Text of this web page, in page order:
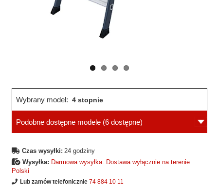
strona
Wybrany model: 4 stopnie
Podobne dostępne modele (6 dostępne)
Czas wysyłki: 24 godziny
Wysyłka: Darmowa wysyłka. Dostawa wyłącznie na terenie
Polski
Lub zamów telefonicznie 74 884 10 11